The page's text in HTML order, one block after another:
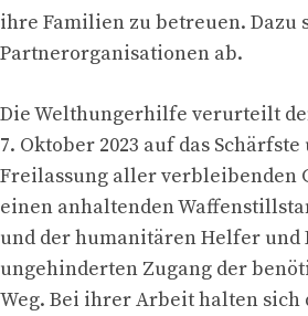
ihre Familien zu betreuen.
Partnerorganisationen ab.
Die Welthungerhilfe verurteilt
7. Oktober 2023 auf das
Freilassung aller verbleibenden
einen anhaltenden
und der humanitären Helfer
ungehinderten Zugang der
Weg. Bei ihrer Arbeit halten